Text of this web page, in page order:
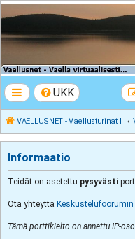
VAELLUSNET -
Vaellusturinat II
UKK
VAELLUSNET - Vaellusturinat II
Informaatio
Teidät on asetettu pysyvästi
Ota yhteyttä
Tämä porttikielto on annettu IP-